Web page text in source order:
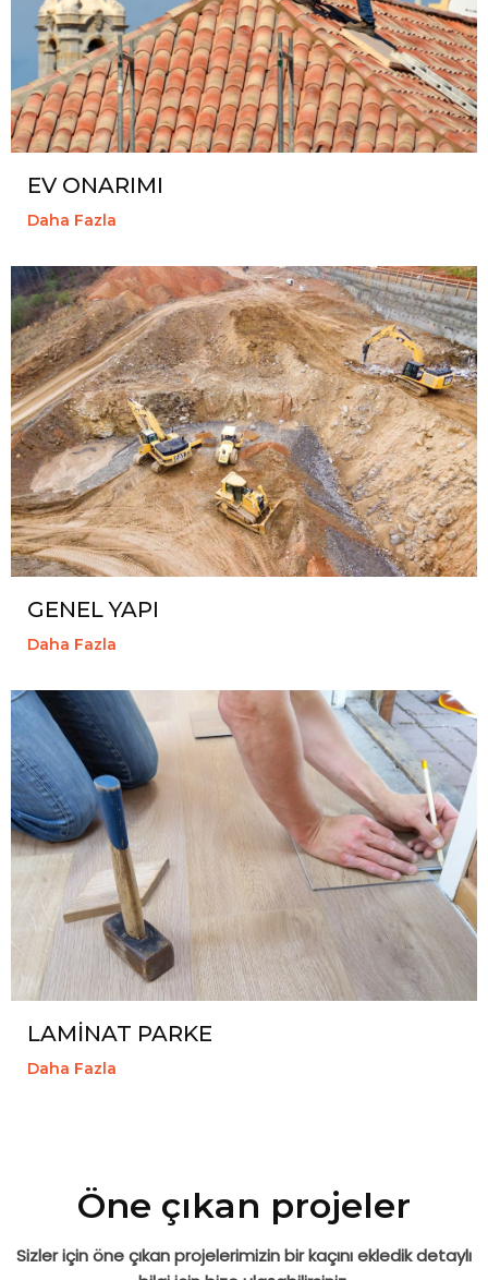
EV ONARIMI
Daha Fazla
GENEL YAPI
Daha Fazla
LAMİNAT PARKE
Daha Fazla
Öne çıkan projeler
Sizler için öne çıkan projelerimizin bir kaçını ekledik detaylı